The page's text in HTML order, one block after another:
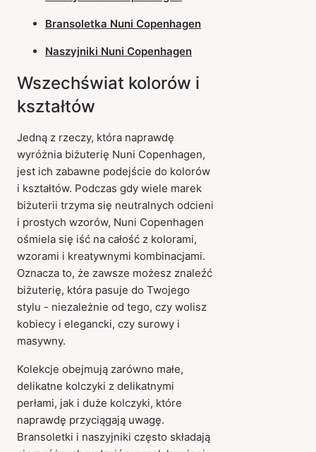
Bransoletka Nuni Copenhagen
Naszyjniki Nuni Copenhagen
Wszechświat kolorów i
kształtów
Jedną z rzeczy, która naprawdę
wyróżnia biżuterię Nuni Copenhagen,
jest ich zabawne podejście do kolorów
i kształtów. Podczas gdy wiele marek
biżuterii trzyma się neutralnych odcieni
i prostych wzorów, Nuni Copenhagen
ośmiela się iść na całość z kolorami,
wzorami i kreatywnymi kombinacjami.
Oznacza to, że zawsze możesz znaleźć
biżuterię, która pasuje do Twojego
stylu - niezależnie od tego, czy wolisz
kobiecy i elegancki, czy surowy i
masywny.
Kolekcje obejmują zarówno małe,
delikatne kolczyki z delikatnymi
perłami, jak i duże kolczyki, które
naprawdę przyciągają uwagę.
Bransoletki i naszyjniki często składają